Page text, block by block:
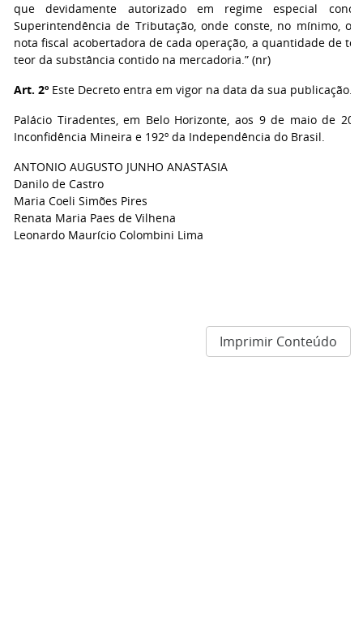
que devidamente autorizado em regime especial
Superintendência de Tributação, onde conste, no mínimo, o
nota fiscal acobertadora de cada operação, a quantidade de
teor da substância contido na mercadoria.” (nr)
Art. 2º Este Decreto entra em vigor na data da sua publicação.
Palácio Tiradentes, em Belo Horizonte, aos 9 de maio de
Inconfidência Mineira e 192º da Independência do Brasil.
ANTONIO AUGUSTO JUNHO ANASTASIA
Danilo de Castro
Maria Coeli Simões Pires
Renata Maria Paes de Vilhena
Leonardo Maurício Colombini Lima
Imprimir Conteúdo